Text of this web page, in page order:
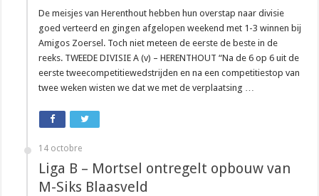
De meisjes van Herenthout hebben hun overstap naar divisie
goed verteerd en gingen afgelopen weekend met 1-3 winnen bij
Amigos Zoersel. Toch niet meteen de eerste de beste in de
reeks. TWEEDE DIVISIE A (v) – HERENTHOUT “Na de 6 op 6 uit de
eerste tweecompetitiewedstrijden en na een competitiestop van
twee weken wisten we dat we met de verplaatsing …
14 octobre
Liga B – Mortsel ontregelt opbouw van
M-Siks Blaasveld